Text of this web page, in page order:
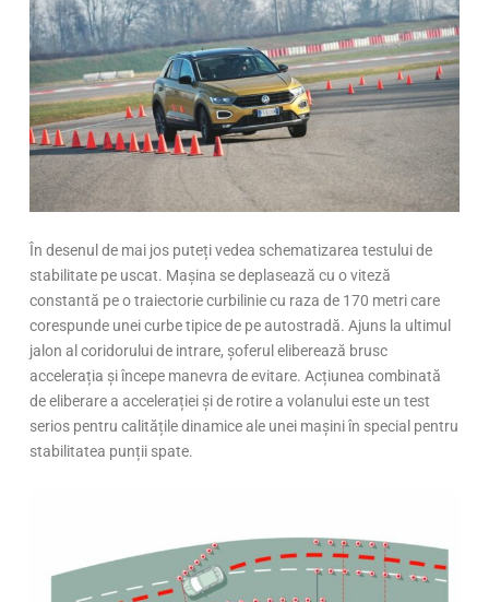
În desenul de mai jos puteți vedea schematizarea testului de
stabilitate pe uscat. Mașina se deplasează cu o viteză
constantă pe o traiectorie curbilinie cu raza de 170 metri care
corespunde unei curbe tipice de pe autostradă. Ajuns la ultimul
jalon al coridorului de intrare, șoferul eliberează brusc
accelerația și începe manevra de evitare. Acțiunea combinată
de eliberare a accelerației și de rotire a volanului este un test
serios pentru calitățile dinamice ale unei mașini în special pentru
stabilitatea punții spate.